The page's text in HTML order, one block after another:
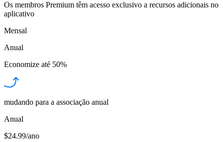
Os membros Premium têm acesso exclusivo a recursos adicionais no
aplicativo
Mensal
Anual
Economize até 50%
mudando para a associação anual
Anual
$24.99/ano